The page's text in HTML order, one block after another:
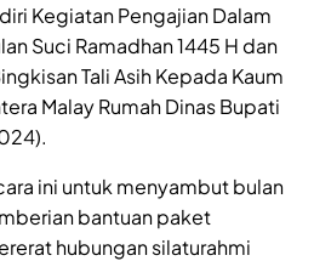
Kegiatan Pengajian Dalam
Suci Ramadhan 1445 H dan
Tali Asih Kepada Kaum
Malay Rumah Dinas Bupati
ini untuk menyambut bulan
bantuan paket
hubungan silaturahmi